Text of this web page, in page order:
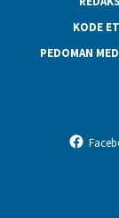
KODE
PEDOMAN